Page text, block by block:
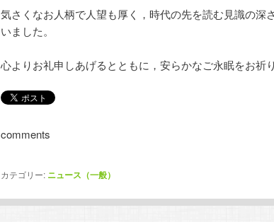
気さくなお人柄で人望も厚く，時代の先を読む見識の深
いました。
心よりお礼申しあげるとともに，安らかなご永眠をお祈
comments
カテゴリー: ニュース（一般）